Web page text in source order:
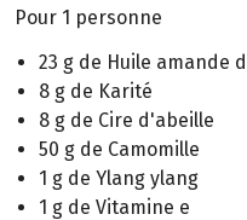
Pour 1 personne
23 g de Huile amande
8 g de Karité
8 g de Cire d'abeille
50 g de Camomille
1 g de Ylang ylang
1 g de Vitamine e